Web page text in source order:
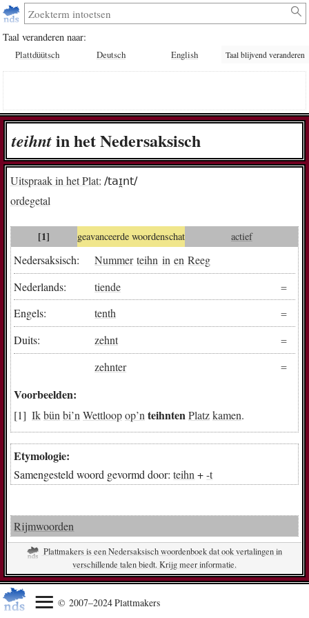
Taal veranderen naar:
Plattdüütsch Deutsch English Taal blijvend veranderen
teihntin het Nedersaksisch
Uitspraak in het Plat: /taɪ̯nt/
ordegetal
[1] geavanceerde woordenschat actief
Nedersaksisch: Nummer teihn in en Reeg
Nederlands:
tiende
Engels:
tenth
Duits:
zehnt
zehnter
Voorbeelden:
Ikbün bi’n Wettloopop’n teihntenPlatzkamen.
Etymologie:
Samengesteld woord gevormd door:teihn +-t
Rijmwoorden
Plattmakers is een Nedersaksisch woordenboek dat ook vertalingen in
verschillende talen biedt. Krijg meer informatie.
© 2007–2024 Plattmakers